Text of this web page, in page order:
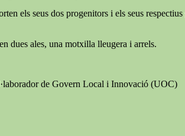
els seus dos progenitors i els seus
dues ales, una motxilla lleugera i arrels.
de Govern Local i Innovació (UOC)